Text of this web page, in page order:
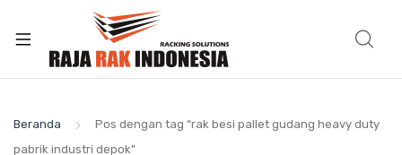
Beranda
Pos dengan tag “rak besi pallet gudang heavy duty
pabrik industri depok”